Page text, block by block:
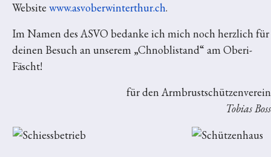
Website www.asvoberwinterthur.ch.
Im Namen des ASVO bedanke ich mich noch herzlich für
deinen Besuch an unserem „Chnoblistand“ am Oberi-
Fäscht!
für den Armbrustschützenverein
Tobias Boss